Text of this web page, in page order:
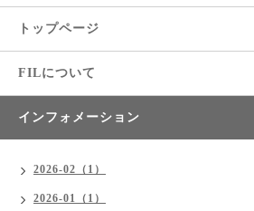
トップページ
FILについて
インフォメーション
2026-02（1）
2026-01（1）